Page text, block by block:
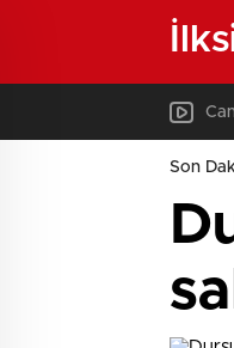
Son